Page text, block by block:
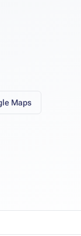
Maps